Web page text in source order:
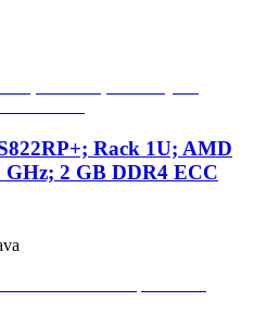
Rack 1U; AMD
GHz; 2 GB DDR4 ECC